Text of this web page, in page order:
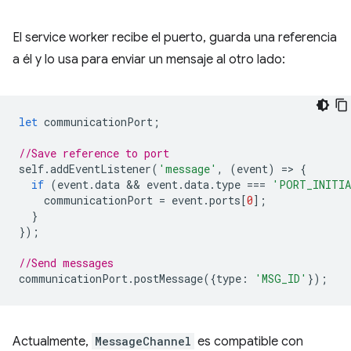
El service worker recibe el puerto, guarda una referencia
a él y lo usa para enviar un mensaje al otro lado:
let communicationPort ;
//Save reference to port
self.addEventListener( 'message' , (event) => {
if (event.data && event.data. type ===
communicationPort = event.ports [0];
}
});
//Send messages
communicationPort.postMessage({type : 'MSG_ID' });
Actualmente, MessageChannel es compatible con